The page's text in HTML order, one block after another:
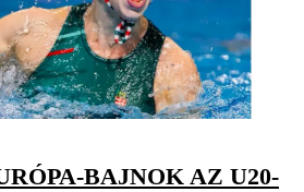
BAJNOK AZ U20-